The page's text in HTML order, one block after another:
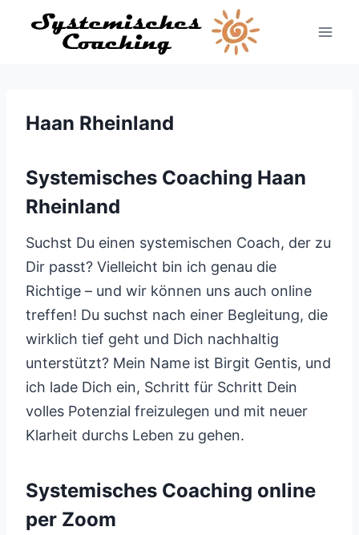
Inhalt
Haan Rheinland
Systemisches Coaching Haan
Rheinland
Suchst Du einen systemischen Coach, der zu
Dir passt? Vielleicht bin ich genau die
Richtige – und wir können uns auch online
treffen! Du suchst nach einer Begleitung, die
wirklich tief geht und Dich nachhaltig
unterstützt? Mein Name ist Birgit Gentis, und
ich lade Dich ein, Schritt für Schritt Dein
volles Potenzial freizulegen und mit neuer
Klarheit durchs Leben zu gehen.
Systemisches Coaching online
per Zoom